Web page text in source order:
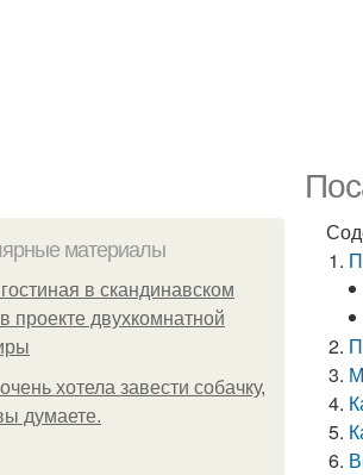
материалы
в скандинавском
проекте двухкомнатной
хотела завести собачку,
думаете.